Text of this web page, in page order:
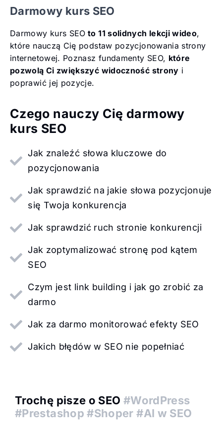
Darmowy kurs SEO
Darmowy kurs SEO to 11 solidnych lekcji wideo,
które nauczą Cię podstaw pozycjonowania strony
internetowej. Poznasz fundamenty SEO, które
pozwolą Ci zwiększyć widoczność strony i
poprawić jej pozycje.
Czego nauczy Cię darmowy
kurs SEO
Jak znaleźć słowa kluczowe do
pozycjonowania
Jak sprawdzić na jakie słowa pozycjonuje
się Twoja konkurencja
Jak sprawdzić ruch stronie konkurencji
Jak zoptymalizować stronę pod kątem
SEO
Czym jest link building i jak go zrobić za
darmo
Jak za darmo monitorować efekty SEO
Jakich błędów w SEO nie popełniać
Trochę pisze o SEO #WordPress
#Prestashop #Shoper #AI w SEO